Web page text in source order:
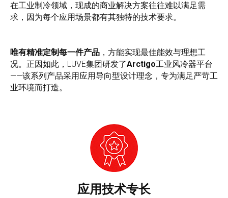
在工业制冷领域，现成的商业解决方案往往难以满足需
求，因为每个应用场景都有其独特的技术要求。
唯有精准定制每一件产品 ，方能实现最佳能效与理想工
况。正因如此，LUVE集团研发了Arctigo工业风冷器平台
——该系列产品采用应用导向型设计理念，专为满足严苛工
业环境而打造。
应用技术专长